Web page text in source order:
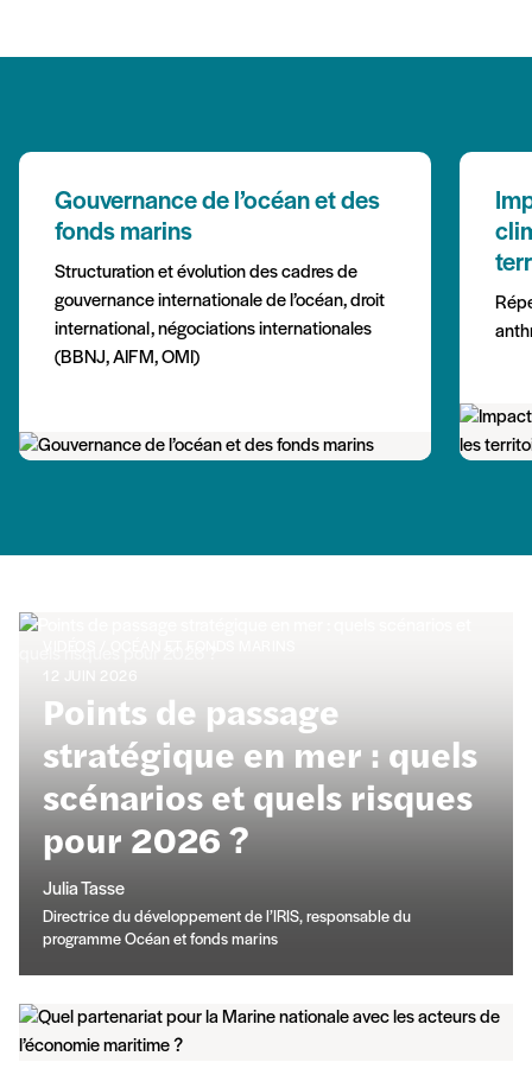
Gouvernance de l’océan et des
fonds marins
Structuration et évolution des cadres de
gouvernance internationale de l’océan, droit
international, négociations internationales
(BBNJ, AIFM, OMI)
Points de passage
stratégique en mer : quels
scénarios et quels risques
pour 2026 ?
Julia Tasse
Directrice du développement de l’IRIS, responsable du
programme Océan et fonds marins